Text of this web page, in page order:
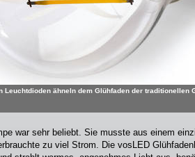
Leuchtdioden ähneln dem Glühfaden der traditionellen
war sehr beliebt. Sie musste aus einem
zu viel Strom. Die vosLED